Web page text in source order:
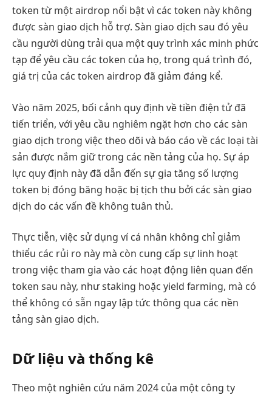
token từ một airdrop nổi bật vì các token này không
được sàn giao dịch hỗ trợ. Sàn giao dịch sau đó yêu
cầu người dùng trải qua một quy trình xác minh phức
tạp để yêu cầu các token của họ, trong quá trình đó,
giá trị của các token airdrop đã giảm đáng kể.
Vào năm 2025, bối cảnh quy định về tiền điện tử đã
tiến triển, với yêu cầu nghiêm ngặt hơn cho các sàn
giao dịch trong việc theo dõi và báo cáo về các loại tài
sản được nắm giữ trong các nền tảng của họ. Sự áp
lực quy định này đã dẫn đến sự gia tăng số lượng
token bị đóng băng hoặc bị tịch thu bởi các sàn giao
dịch do các vấn đề không tuân thủ.
Thực tiễn, việc sử dụng ví cá nhân không chỉ giảm
thiểu các rủi ro này mà còn cung cấp sự linh hoạt
trong việc tham gia vào các hoạt động liên quan đến
token sau này, như staking hoặc yield farming, mà có
thể không có sẵn ngay lập tức thông qua các nền
tảng sàn giao dịch.
Dữ liệu và thống kê
Theo một nghiên cứu năm 2024 của một công ty